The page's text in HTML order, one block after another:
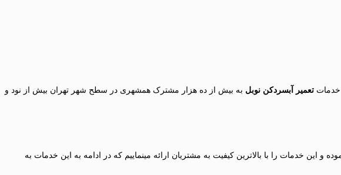
خدمات تعمیر آبسردکن نوبل به بیش از ده هزار مشترک همشهری در سطح شهر تهران بیش از نود و
خدمات را با بالاترین کیفیت به مشتریان ارائه مینماییم که در ادامه به این خدمات به